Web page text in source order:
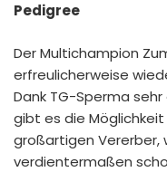
Pedigree
Der Multichampion
erfreulicherweise
Dank TG-Sperma
gibt es die
großartigen Vererber,
verdientermaßen